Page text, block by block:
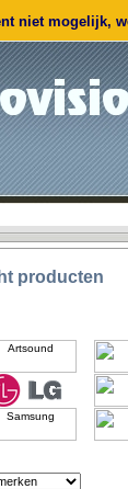
niet mogelijk,
producten